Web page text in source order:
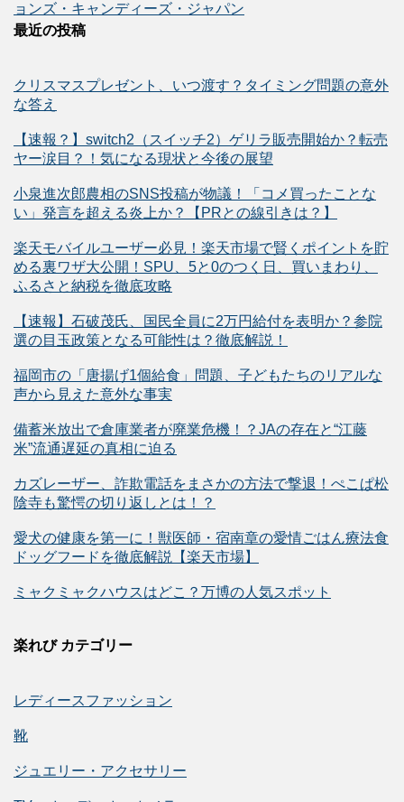
ョンズ・キャンディーズ・ジャパン
最近の投稿
クリスマスプレゼント、いつ渡す？タイミング問題の意外
な答え
【速報？】switch2（スイッチ2）ゲリラ販売開始か？転売
ヤー涙目？！気になる現状と今後の展望
小泉進次郎農相のSNS投稿が物議！「コメ買ったことな
い」発言を超える炎上か？【PRとの線引きは？】
楽天モバイルユーザー必見！楽天市場で賢くポイントを貯
める裏ワザ大公開！SPU、5と0のつく日、買いまわり、
ふるさと納税を徹底攻略
【速報】石破茂氏、国民全員に2万円給付を表明か？参院
選の目玉政策となる可能性は？徹底解説！
福岡市の「唐揚げ1個給食」問題、子どもたちのリアルな
声から見えた意外な事実
備蓄米放出で倉庫業者が廃業危機！？JAの存在と“江藤
米”流通遅延の真相に迫る
カズレーザー、詐欺電話をまさかの方法で撃退！ぺこぱ松
陰寺も驚愕の切り返しとは！？
愛犬の健康を第一に！獣医師・宿南章の愛情ごはん療法食
ドッグフードを徹底解説【楽天市場】
ミャクミャクハウスはどこ？万博の人気スポット
楽れび カテゴリー
レディースファッション
靴
ジュエリー・アクセサリー